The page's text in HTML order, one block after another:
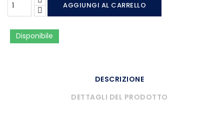
AGGIUNGI AL CARRELLO
Disponibile
DESCRIZIONE
DETTAGLI DEL PRODOTTO